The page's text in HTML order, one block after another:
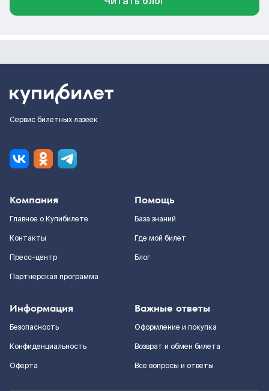
Сервис билетных лазеек
Компания
Главное о Купибилете
Контакты
Пресс-центр
Партнерская программа
Помощь
База знаний
Где мой билет
Блог
Информация
Безопасность
Конфиденциальность
Оферта
Важные ответы
Оформление и покупка
Возврат и обмен билета
Все вопросы и ответы